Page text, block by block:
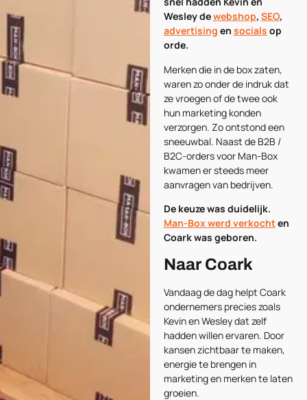
Wesley dewebshop, SEO,
advertising en socials op
orde.
Merken die in de box zaten,
waren zo onder de indruk dat
ze vroegen of de twee ook
hun marketing konden
verzorgen. Zo ontstond een
sneeuwbal. Naast de B2B /
B2C-orders voor Man-Box
kwamen er steeds meer
aanvragen van bedrijven.
De keuze was duidelijk.
Man-Box werd verkochten
Coark was geboren.
Naar Coark
Vandaag de dag helpt Coark
ondernemers precies zoals
Kevin en Wesley dat zelf
hadden willen ervaren. Door
kansen zichtbaar te maken,
energie te brengen in
marketing en merken te laten
groeien.